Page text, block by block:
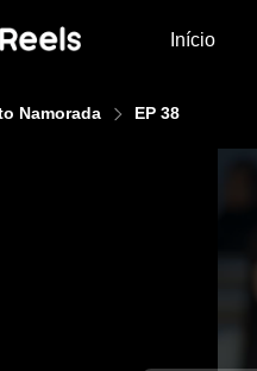
Início
Namorada EP 38